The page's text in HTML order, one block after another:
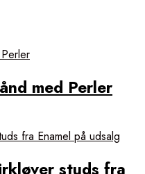
med Perler
studs fra